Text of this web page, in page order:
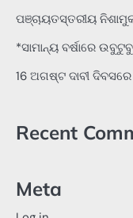
ପଞ୍ଚାୟତସ୍ତରୀୟ
*ସାମାନ୍ୟ ବର୍ଷାରେ
16 ଅଗଷ୍ଟ ଦାବୀ
Recent
Meta